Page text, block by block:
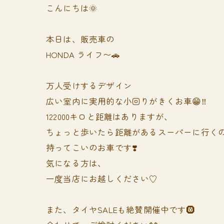
こんにちは🌞
本日は、販売車の
HONDA ライフ〜🚗
万人受けするデザイン
広い室内に実用的な小回りがきくお車😁‼️
122000キロと距離はありますが、
ちょっと歩いたら距離があるスーパーに行く
持ってこいのお車です❣️
気になる方は、
一度当店にお越しください♡
また、タイヤSALEも絶賛開催中です🛞